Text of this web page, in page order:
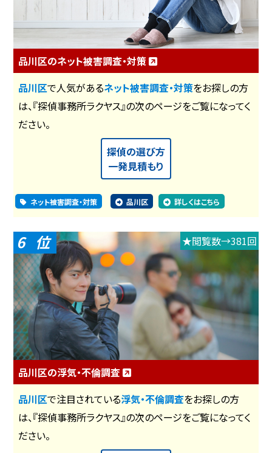
品川区のネット被害調査・対策
品川区で人気があるネット被害調査・対策をお探しの方
は、『探偵事務所ラクヤス』の次のページをご覧になってく
ださい。
探偵の選び方
一発見積もり
ネット被害調査・対策 品川区 詳しくはこちら
6 ★閲覧数→381回
品川区の浮気・不倫調査
品川区で注目されている浮気・不倫調査をお探しの方
は、『探偵事務所ラクヤス』の次のページをご覧になってく
ださい。